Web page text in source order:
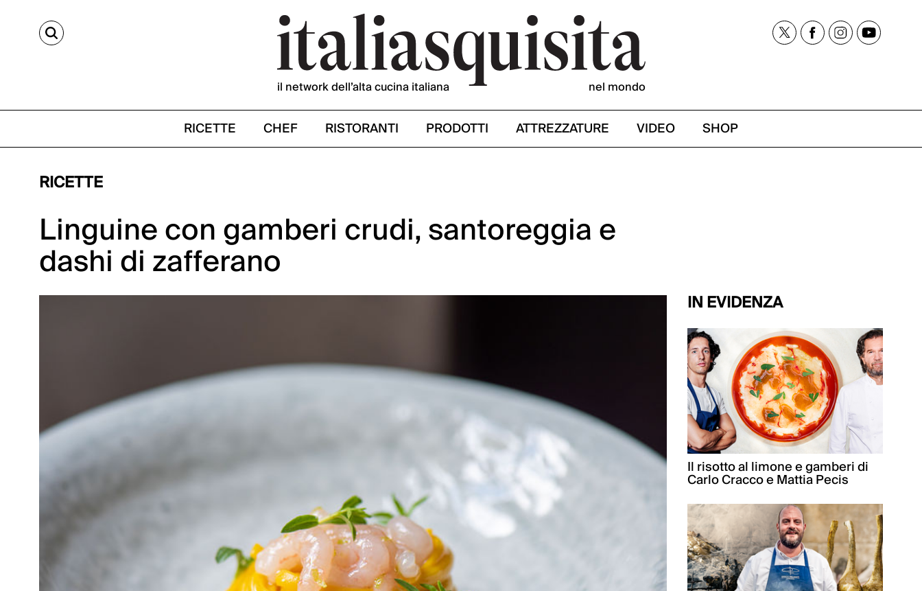
CERCA
il network dell’alta cucina italiana nel mondo
RICETTE CHEF RISTORANTI PRODOTTI ATTREZZATURE VIDEO SHOP
RICETTE
Linguine con gamberi crudi, santoreggia e
dashi di zafferano
IN EVIDENZA
Il risotto al limone e gamberi di
Carlo Cracco e Mattia Pecis